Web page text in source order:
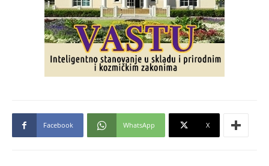
Facebook WhatsApp X